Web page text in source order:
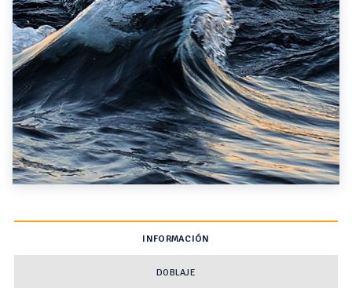
INFORMACIÓN
DOBLAJE